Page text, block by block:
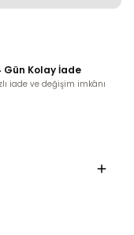
Gün Kolay İade
iade ve değişim imkânı